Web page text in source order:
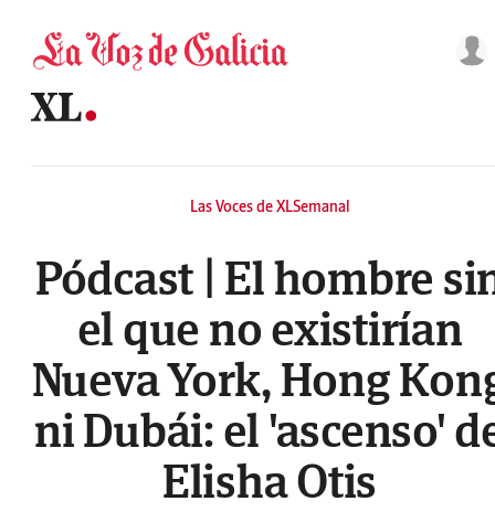
Las Voces de XLSemanal
Pódcast | El hombre
el que no existirían
Nueva York, Hong
ni Dubái: el 'ascenso'
Elisha Otis